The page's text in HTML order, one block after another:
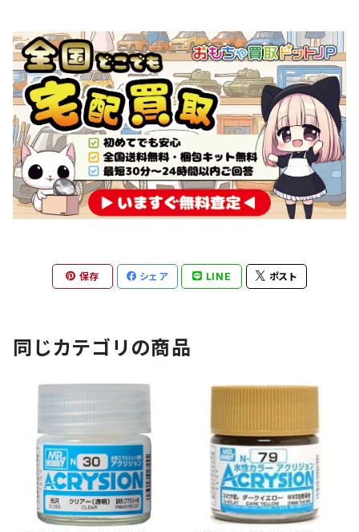
保存 シェア LINE ポスト
同じカテゴリの商品